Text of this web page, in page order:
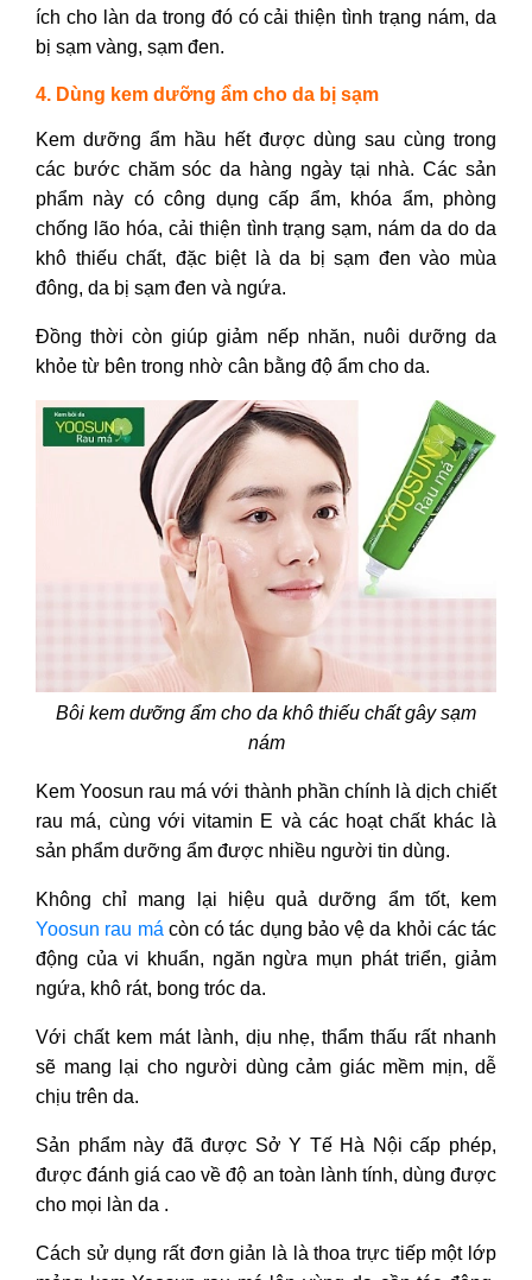
ích cho làn da trong đó có cải thiện tình trạng nám, da
bị sạm vàng, sạm đen.
4. Dùng kem dưỡng ẩm cho da bị sạm
Kem dưỡng ẩm hầu hết được dùng sau cùng trong
các bước chăm sóc da hàng ngày tại nhà. Các sản
phẩm này có công dụng cấp ẩm, khóa ẩm, phòng
chống lão hóa, cải thiện tình trạng sạm, nám da do da
khô thiếu chất, đặc biệt làda bị sạm đen vào mùa
đông, da bị sạm đen và ngứa.
Đồng thời còn giúp giảm nếp nhăn, nuôi dưỡng da
khỏe từ bên trong nhờ cân bằng độ ẩm cho da.
Bôi kem dưỡng ẩm cho da khô thiếu chất gây sạm
nám
Kem Yoosun rau má với thành phần chính là dịch chiết
rau má, cùng với vitamin E và các hoạt chất khác là
sản phẩm dưỡng ẩm được nhiều người tin dùng.
Không chỉ mang lại hiệu quả dưỡng ẩm tốt, kem
Yoosun rau má còn có tác dụng bảo vệ da khỏi các tác
động của vi khuẩn, ngăn ngừa mụn phát triển, giảm
ngứa, khô rát, bong tróc da.
Với chất kem mát lành, dịu nhẹ, thẩm thấu rất nhanh
sẽ mang lại cho người dùng cảm giác mềm mịn, dễ
chịu trên da.
Sản phẩm này đã được Sở Y Tế Hà Nội cấp phép,
được đánh giá cao về độ an toàn lành tính, dùng được
cho mọi làn da .
Cách sử dụng rất đơn giản là là thoa trực tiếp một lớp